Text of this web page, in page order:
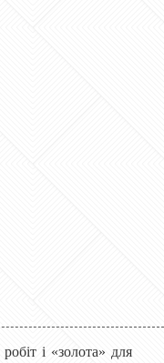
і «золота» для